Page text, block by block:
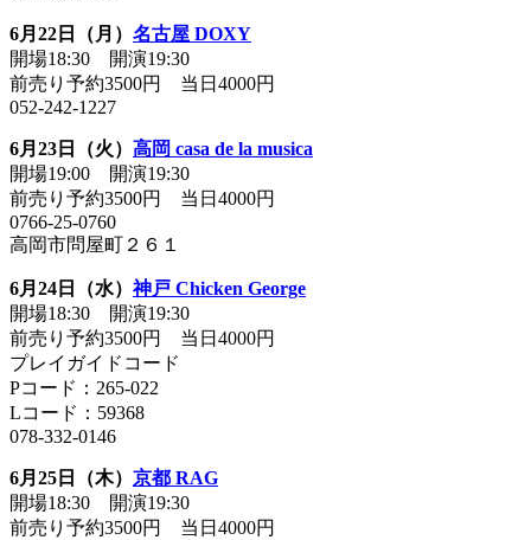
6月22日（月） 名古屋 DOXY
開場18:30 開演19:30
前売り予約3500円 当日4000円
052-242-1227
6月23日（火） 高岡 casa de la musica
開場19:00 開演19:30
前売り予約3500円 当日4000円
0766-25-0760
高岡市問屋町２６１
6月24日（水）神戸 Chicken George
開場18:30 開演19:30
前売り予約3500円 当日4000円
プレイガイドコード
Pコード：265-022
Lコード：59368
078-332-0146
6月25日（木） 京都 RAG
開場18:30 開演19:30
前売り予約3500円 当日4000円